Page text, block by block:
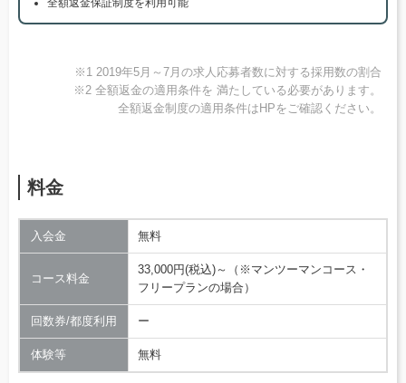
全額返金保証制度を利用可能
※1 2019年5月～7月の求人応募者数に対する採用数の割合
※2 全額返金の適用条件を 満たしている必要があります。
全額返金制度の適用条件はHPをご確認ください。
料金
入会金 無料
コース料金
33,000円(税込)～（※マンツーマンコース・
フリープランの場合）
回数券/都度利用 ー
体験等 無料